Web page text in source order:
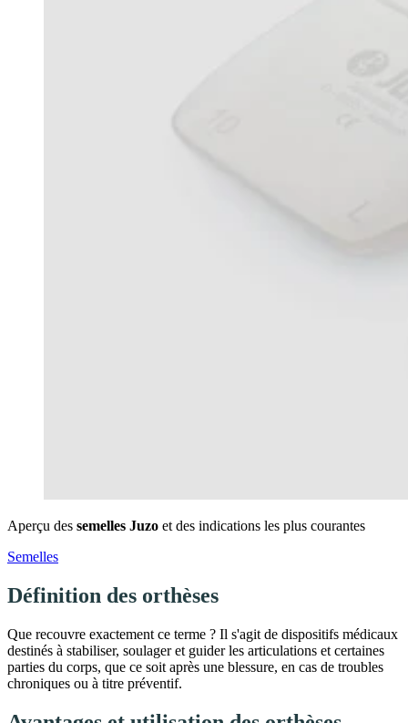
Aperçu des semelles Juzo et des indications les plus courantes
Semelles
Définition des orthèses
Que recouvre exactement ce terme ? Il s'agit de dispositifs médicaux
destinés à stabiliser, soulager et guider les articulations et certaines
parties du corps, que ce soit après une blessure, en cas de troubles
chroniques ou à titre préventif.